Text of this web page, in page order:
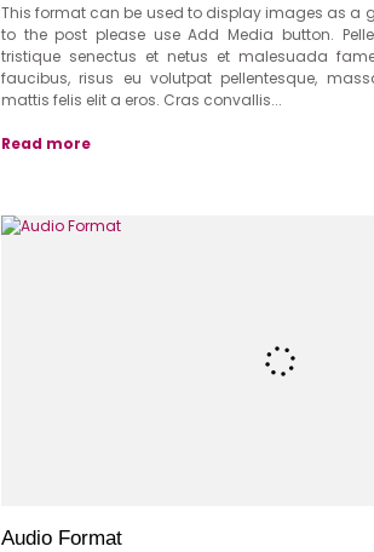
This format can be used to display images as a
to the post please use Add Media button.
tristique senectus et netus et malesuada
faucibus, risus eu volutpat pellentesque,
mattis felis elit a eros. Cras convallis...
Read more
Audio Format